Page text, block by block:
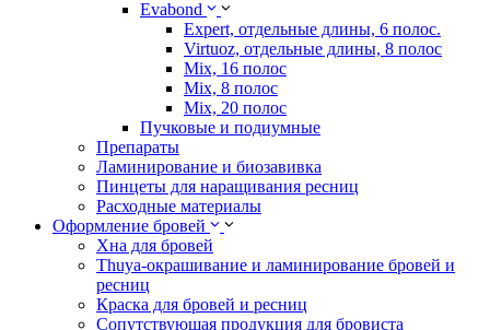
Evabond
Expert, отдельные длины, 6 полос.
Virtuoz, отдельные длины, 8 полос
Mix, 16 полос
Mix, 8 полос
Mix, 20 полос
Пучковые и подиумные
Препараты
Ламинирование и биозавивка
Пинцеты для наращивания ресниц
Расходные материалы
Оформление бровей
Хна для бровей
Thuya-окрашивание и ламинирование бровей и
ресниц
Краска для бровей и ресниц
Сопутствующая продукция для бровиста